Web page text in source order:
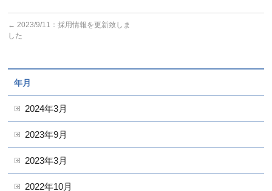
← 2023/9/11：採用情報を更新致しま
した
年月
2024年3月
2023年9月
2023年3月
2022年10月